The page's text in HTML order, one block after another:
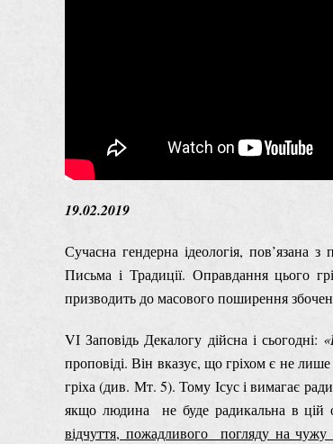
19.02.2019
Сучасна гендерна ідеологія, пов’язана
Письма і Традиції. Оправдання цього
призводить до масового поширення
VІ Заповідь Декалогу дійсна і сьогодні:
проповіді. Він вказує, що гріхом є не
гріха (див. Мт. 5). Тому Ісус і вимагає
якщо людина не буде радикальна в цій
відчуття, пожадливого погляду на чужу